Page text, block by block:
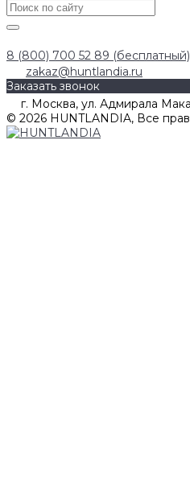
8 (800) 700 52 89 (бесплатный)
zakaz@huntlandia.ru
Заказать звонок
г. Москва, ул. Адмирала
© 2026 HUNTLANDIA, Все